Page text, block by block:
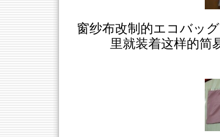
窗纱布改制的エコバッ
里就装着这样的简